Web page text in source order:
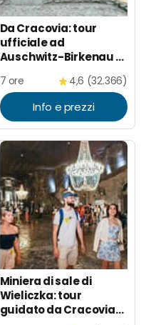
Da Cracovia: tour
ufficiale ad
Auschwitz-Birkenau e
7 ore 4,6 (32.366)
Info e prezzi
Miniera di sale di
Wieliczka: tour
guidato da Cracovia